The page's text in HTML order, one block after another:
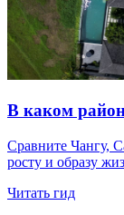
В каком
Сравните Чангу,
росту и образу
Читать гид